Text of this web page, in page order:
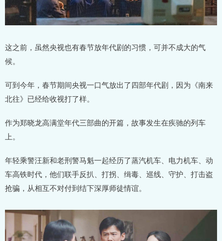
这之前，虽然央视也有春节放年代剧的习惯，可并不成大的气
候。
可到今年，春节期间央视一口气放出了四部年代剧，因为《南来
北往》已经给收视打了样。
作为郑晓龙高满堂年代三部曲的开篇，故事发生在疾驰的列车
上。
年轻乘警汪新和老刑警马魁一起经历了蒸汽机车、电力机车、动
车高铁时代，他们联手反扒、打拐、缉毒、巡线、守护、打击盗
抢骗，从相互不对付到结下深厚师徒情谊。